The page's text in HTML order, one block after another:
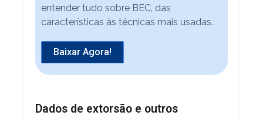
entender tudo sobre BEC, das
características às técnicas mais usadas.
Baixar Agora!
Dados de extorsão e outros